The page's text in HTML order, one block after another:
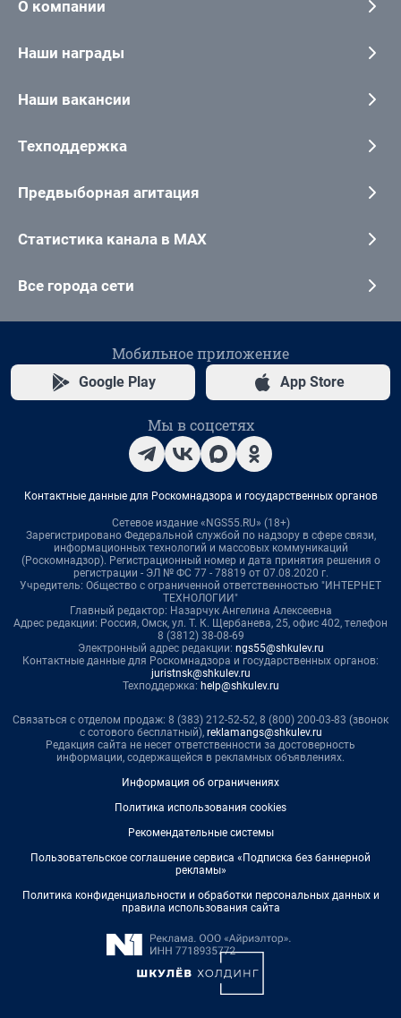
О компании
Наши награды
Наши вакансии
Техподдержка
Предвыборная агитация
Статистика канала в MAX
Все города сети
Мобильное приложение
Google Play App Store
Мы в соцсетях
Контактные данные для Роскомнадзора и государственных органов
Сетевое издание «NGS55.RU» (18+)
Зарегистрировано Федеральной службой по надзору в сфере связи,
информационных технологий и массовых коммуникаций
(Роскомнадзор). Регистрационный номер и дата принятия решения о
регистрации - ЭЛ № ФС 77 - 78819 от 07.08.2020 г.
Учредитель: Общество с ограниченной ответственностью "ИНТЕРНЕТ
ТЕХНОЛОГИИ"
Главный редактор: Назарчук Ангелина Алексеевна
Адрес редакции: Россия, Омск, ул. Т. К. Щербанева, 25, офис 402, телефон
8 (3812) 38-08-69
Электронный адрес редакции: ngs55@shkulev.ru
Контактные данные для Роскомнадзора и государственных органов:
juristnsk@shkulev.ru
Техподдержка: help@shkulev.ru
Связаться с отделом продаж: 8 (383) 212-52-52, 8 (800) 200-03-83 (звонок
с сотового бесплатный), reklamangs@shkulev.ru
Редакция сайта не несет ответственности за достоверность
информации, содержащейся в рекламных объявлениях.
Информация об ограничениях
Политика использования cookies
Рекомендательные системы
Пользовательское соглашение сервиса «Подписка без баннерной
рекламы»
Политика конфиденциальности и обработки персональных данных и
правила использования сайта